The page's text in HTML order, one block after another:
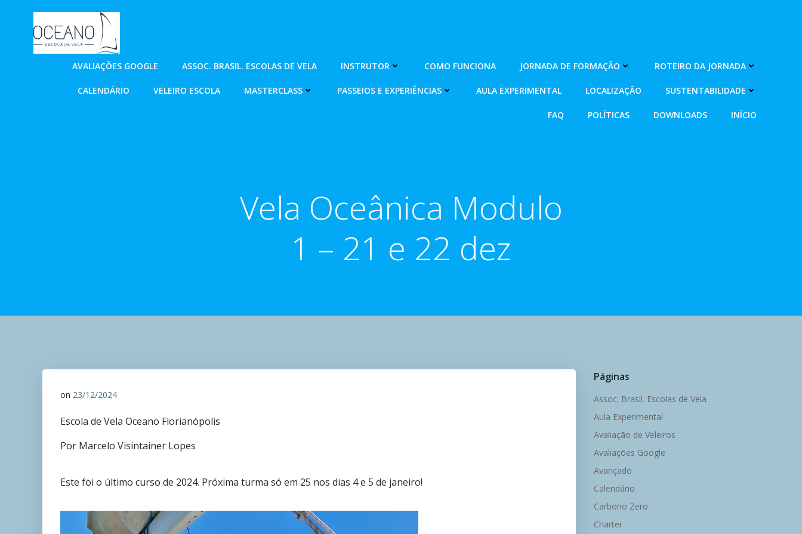
AVALIAÇÕES GOOGLE ASSOC. BRASIL. ESCOLAS DE VELA INSTRUTOR COMO FUNCIONA JORNADA DE FORMAÇÃO ROTEIRO DA JORNADA
CALENDÁRIO VELEIRO ESCOLA MASTERCLASS PASSEIOS E EXPERIÊNCIAS AULA EXPERIMENTAL LOCALIZAÇÃO SUSTENTABILIDADE
FAQ POLÍTICAS DOWNLOADS INÍCIO
Vela Oceânica Modulo
1 – 21 e 22 dez
on 23/12/2024
Escola de Vela Oceano Florianópolis
Por Marcelo Visintainer Lopes
Este foi o último curso de 2024. Próxima turma só em 25 nos dias 4 e 5 de janeiro!
Páginas
Assoc. Brasil. Escolas de Vela
Aula Experimental
Avaliação de Veleiros
Avaliações Google
Avançado
Calendário
Carbono Zero
Charter